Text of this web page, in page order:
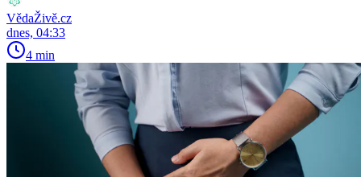
VědaŽivě.cz
dnes, 04:33
4 min